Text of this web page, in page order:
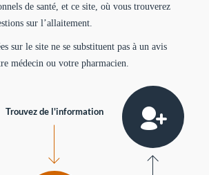
de santé, et ce site, où vous trouverez
sur l’allaitement.
sur le site ne se substituent pas à un avis
médecin ou votre pharmacien.
Trouvez de l'information